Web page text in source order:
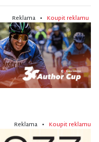
Reklama • Koupit reklamu
Reklama • Koupit reklamu